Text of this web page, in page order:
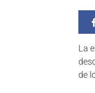
La
de